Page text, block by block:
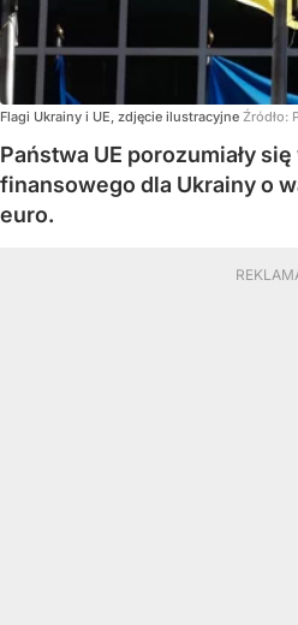
Flagi Ukrainy i UE, zdjęcie ilustracyjne Źródło:
Państwa UE porozumiały
finansowego dla Ukrainy o
euro.